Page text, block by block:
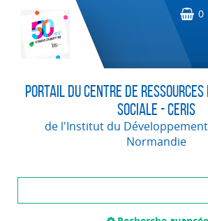
Portail du Centre de
Sociale - CERIS
de l'Institut du Développement
Normandie